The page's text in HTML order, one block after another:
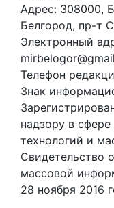
Адрес: 308000,
Белгород, пр-т
Электронный
Телефон
Знак
надзору в
технологий и
Свидетельство
массовой
28 ноября 2016